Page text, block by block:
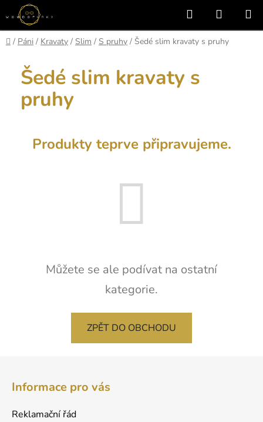
Přejít
na
obsah
Hledat
KOŠÍK
Domů
/ Páni / Kravaty / Slim / S pruhy / Šedé slim kravaty s pruhy
Šedé slim kravaty s
pruhy
Produkty teprve připravujeme.
Můžete se ale podívat na ostatní
kategorie.
ZPĚT DO OBCHODU
Informace pro vás
Reklamační řád